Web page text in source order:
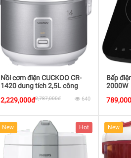
Nồi cơm điện CUCKOO CR-
1420 dung tích 2,5L công
2,229,000đ2,787,000đ 640
Bếp
2000W
New Hot New